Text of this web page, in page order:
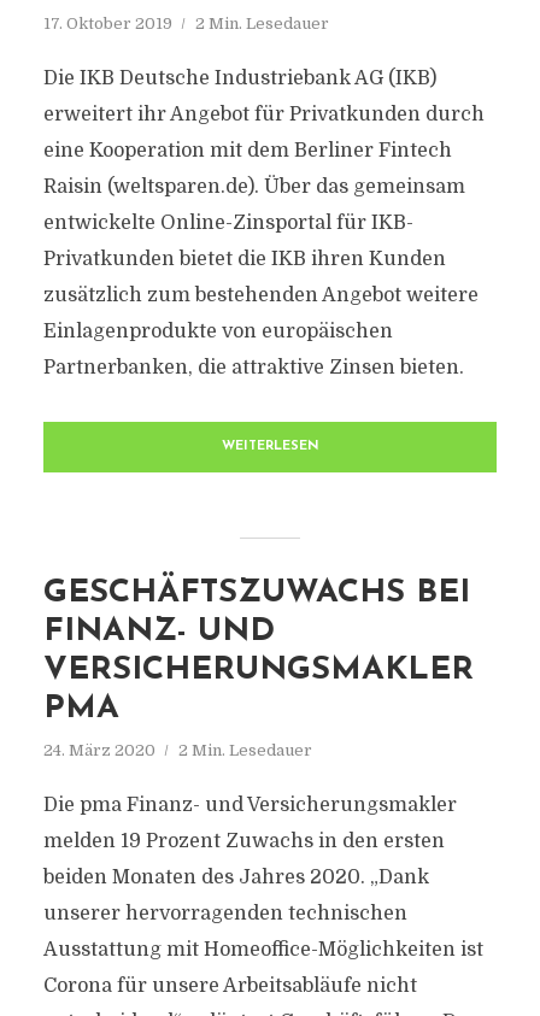
17. Oktober 2019 2 Min. Lesedauer
Die IKB Deutsche Industriebank AG (IKB)
erweitert ihr Angebot für Privatkunden durch
eine Kooperation mit dem Berliner Fintech
Raisin (weltsparen.de). Über das gemeinsam
entwickelte Online-Zinsportal für IKB-
Privatkunden bietet die IKB ihren Kunden
zusätzlich zum bestehenden Angebot weitere
Einlagenprodukte von europäischen
Partnerbanken, die attraktive Zinsen bieten.
WEITERLESEN
GESCHÄFTSZUWACHS BEI
FINANZ- UND
VERSICHERUNGSMAKLER
PMA
24. März 2020 2 Min. Lesedauer
Die pma Finanz- und Versicherungsmakler
melden 19 Prozent Zuwachs in den ersten
beiden Monaten des Jahres 2020. „Dank
unserer hervorragenden technischen
Ausstattung mit Homeoffice-Möglichkeiten ist
Corona für unsere Arbeitsabläufe nicht